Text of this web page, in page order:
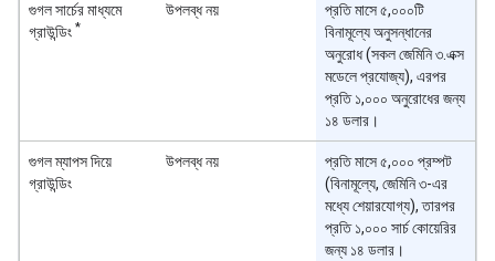
গুগল সার্চের মাধ্যমে
গ্রাউন্ডিং *
উপলব্ধ নয়
প্রতি মাসে ৫,০০০টি
বিনামূল্যে অনুসন্ধানের
অনুরোধ (সকল জেমিনি ৩.এক্স
মডেলে প্রযোজ্য), এরপর
প্রতি ১,০০০ অনুরোধের জন্য
১৪ ডলার।
গুগল ম্যাপস দিয়ে
গ্রাউন্ডিং
উপলব্ধ নয়
প্রতি মাসে ৫,০০০ প্রম্পট
(বিনামূল্যে, জেমিনি ৩-এর
মধ্যে শেয়ারযোগ্য), তারপর
প্রতি ১,০০০ সার্চ কোয়েরির
জন্য ১৪ ডলার।